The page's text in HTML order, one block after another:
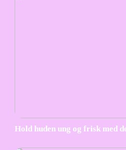
Hold huden ung og frisk med